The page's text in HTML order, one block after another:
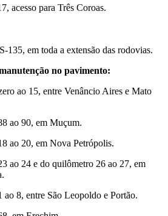
acesso para Três Coroas.
135, em toda a extensão das rodovias.
no pavimento:
ao 15, entre Venâncio Aires e Mato
ao 90, em Muçum.
ao 20, em Nova Petrópolis.
ao 24 e do quilômetro 26 ao 27, em
8, entre São Leopoldo e Portão.